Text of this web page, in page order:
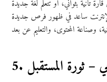
تانية بثواني، أو تتعلم لغة جديدة
ساعد في ظهور فرص جديدة